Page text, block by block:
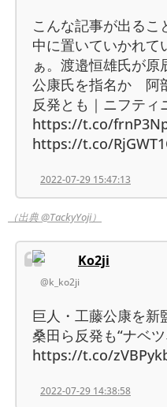
こんな記事が出るこ
中に置いていかれて
ぁ。渡邉恒雄氏が
公康氏を指名か 阿
反発とも｜ニフティ
https://t.co/
https://t.co/
2022-07-29 15:47:13
（出典 @TackyYoji）
Ko2ji
@k_ko2ji
巨人・工藤公康を新
桑田ら反発も“ナベ
https://t.co/
2022-07-29 14:38:58